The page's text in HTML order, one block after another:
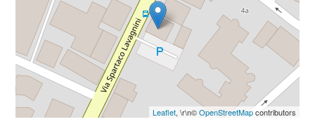
Leaflet, \r\n©OpenStreetMapcontributors